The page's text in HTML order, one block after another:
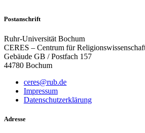
Postanschrift
Ruhr-Universität Bochum
CERES – Centrum für
Gebäude GB / Postfach 157
44780 Bochum
ceres@rub.de
Impressum
Datenschutzerklärung
Adresse